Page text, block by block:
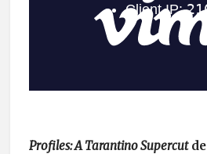
Profiles: A Tarantino Supercutde